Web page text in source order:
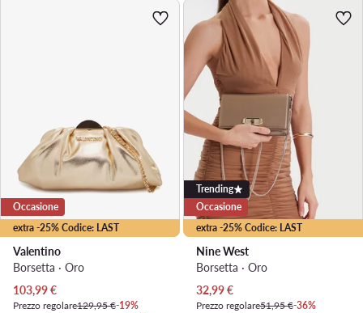
extra -25% Codice: LAST
Occasione
Valentino
Borsetta · Oro
Prezzo attuale
103,99€
Prezzo regolare129,95 €-19%
extra -25% Codice: LAST
Trending
Occasione
Nine West
Borsetta · Oro
Prezzo attuale
32,99€
Prezzo regolare51,95 €-36%